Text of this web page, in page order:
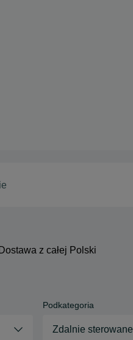
Dostawa z całej Polski
Podkategoria
Zdalnie sterowane